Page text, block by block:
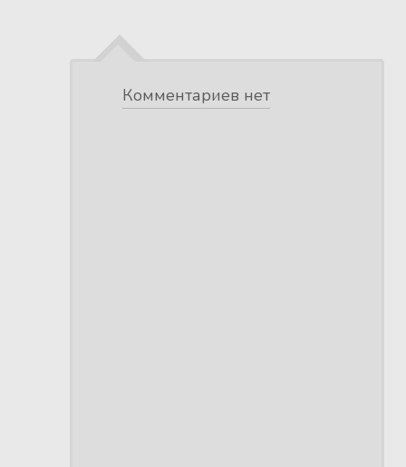
Комментариев нет